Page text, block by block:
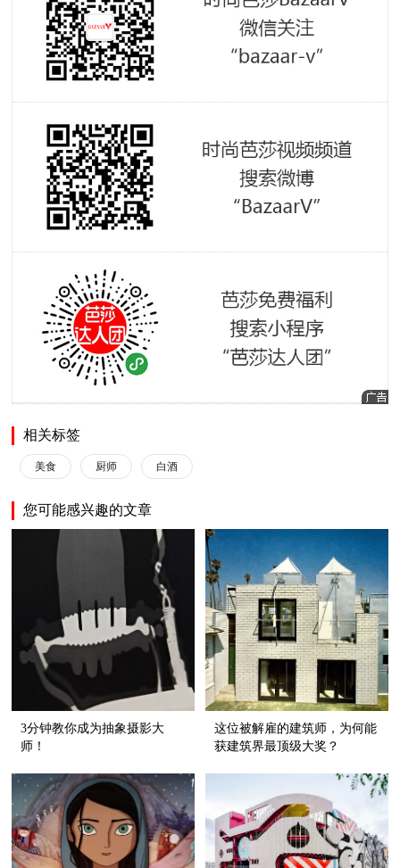
相关标签
美食 厨师 白酒
您可能感兴趣的文章
3分钟教你成为抽象摄影大
师！
这位被解雇的建筑师，为何能
获建筑界最顶级大奖？